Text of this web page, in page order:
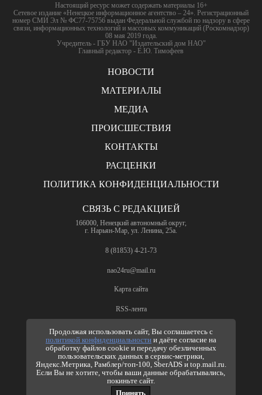
Продолжая использовать сайт, Вы соглашаетесь с
политикой конфиденциальностии даёте согласие на
обработку файлов cookie и передачу обезличенных
пользовательских данных в сервис-метрики,
Яндекс.Метрика, Рамблер/топ-100, SberADS и top.mail.ru.
Если Вы не хотите, чтобы ваши данные обрабатывались,
покиньте сайт.
Принять
Настоящий ресурс может содержать материалы 16+
Сетевое издание «Ненецкое информационное агентство – 24». Регистрационный
номер СМИ Эл № ФС77-75756 выдан Федеральной службой по надзору в сфере
связи, информационных технологий и массовых коммуникаций (Роскомнадзор)
08 мая 2019 года.
Учредитель - ГБУ НАО "Издательский дом НАО"
Главный редактор - Е.Ю. Тимофеев
НОВОСТИ
МАТЕРИАЛЫ
МЕДИА
ПРОИСШЕСТВИЯ
КОНТАКТЫ
РАСЦЕНКИ
ПОЛИТИКА КОНФИДЕНЦИАЛЬНОСТИ
СВЯЗЬ С РЕДАКЦИЕЙ
166000, Ненецкий автономный округ,
г. Нарьян-Мар, ул. Ленина, 25а.
8 (81853) 4-21-73
nao24ru@mail.ru
Карта сайта
RSS-лента
ПО ВОПРОСАМ РЕКЛАМЫ
8 (81853) 4-63-61
nao24ru@mail.ru
info@nao24.ru